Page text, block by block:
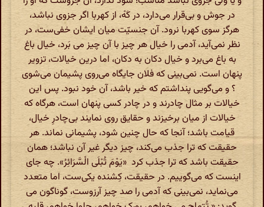
در جوش و بی‌قرار می‌دارد، در کَهْ، از کهربا اگر جزوی نباشد،
هرگز سوی کهربا نرود. آن جنسیّت میان ایشان خفی‌ست، در
نظر نمی‌آید، آدمی را خیال هر چیز با آن چیز می بَرد، خیال باغ
به باغ می‌برد و خیال دکان به دکان، اما درین خیالات، تزویر
پنهان است. نمی‌بینی که فلان جایگاه می‌روی پشیمان می‌شوی
؟ و می‌گویی پنداشتم که خیر باشد، آن خود نبود. پس این
خیالات بر مثال چادرند و در چادر کسی پنهان است، هرگاه که
خیالات از میان برخیزند و حقایق روی نمایند بی‌چادرِ خیال،
قیامت باشد؛ آنجا که حال چنین شود، پشیمانی نماند. هر
حقیقت که ترا جذب می‌کند، چیز دیگر غیر آن نباشد؛ همان
حقیقت باشد که ترا جذب کرد «یَوْمَ تُبْلَی الْسَّرَائِرُ». چه جای
اینست که می‌گوییم. در حقیقت، کِشنده یکی‌ست، اما متعدد
می‌نماید، نمی‌بینی که آدمی را صد چیز آرزوست، گوناگون می